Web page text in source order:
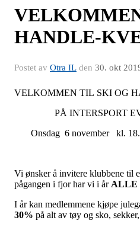
HANDLE-
Postet av Otra IL den 30. okt
VELKOMMEN TIL SKI OG
PÅ INTERSPORT
Onsdag 6 november kl.
Vi ønsker å invitere klubbene til
pågangen i fjor har vi i år ALLE
I år kan medlemmene kjøpe
30% på alt av tøy og sko,